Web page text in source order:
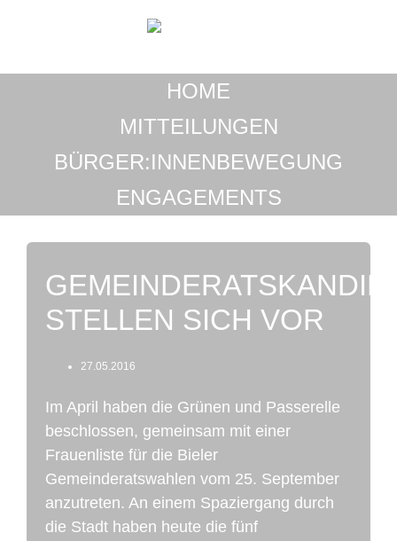
springen
HOME
MITTEILUNGEN
BÜRGER:INNENBEWEGUNG
ENGAGEMENTS
STELLEN SICH VOR
27.05.2016
Im April haben die Grünen und Passerelle
beschlossen, gemeinsam mit einer
Frauenliste für die Bieler
Gemeinderatswahlen vom 25. September
anzutreten. An einem Spaziergang durch
die Stadt haben heute die fünf